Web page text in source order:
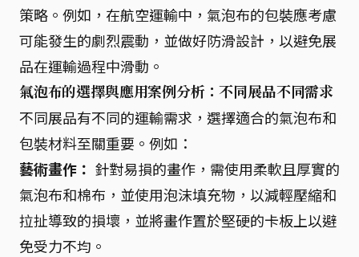
策略。例如，在航空運輸中，氣泡布的包裝應考慮
可能發生的劇烈震動，並做好防滑設計，以避免展
品在運輸過程中滑動。
氣泡布的選擇與應用案例分析：不同展品不同需求
不同展品有不同的運輸需求，選擇適合的氣泡布和
包裝材料至關重要。例如：
藝術畫作： 針對易損的畫作，需使用柔軟且厚實的
氣泡布和棉布，並使用泡沫填充物，以減輕壓縮和
拉扯導致的損壞，並將畫作置於堅硬的卡板上以避
免受力不均。